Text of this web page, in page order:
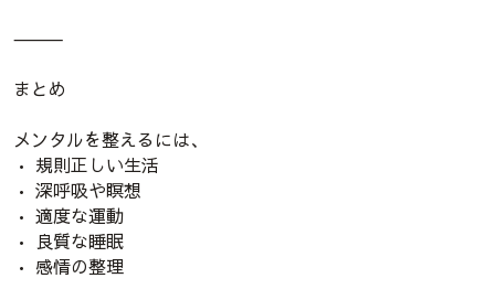
⸻
まとめ
メンタルを整えるには、
• 規則正しい生活
• 深呼吸や瞑想
• 適度な運動
• 良質な睡眠
• 感情の整理